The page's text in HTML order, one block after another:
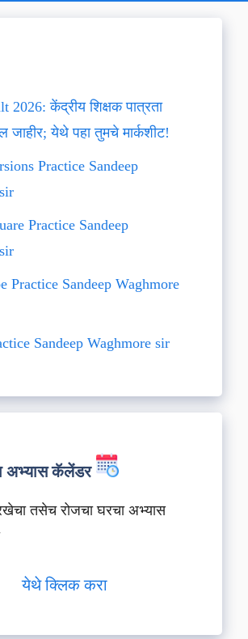
2026: केंद्रीय शिक्षक पात्रता
जाहीर; येथे पहा तुमचे मार्कशीट!
Practice Sandeep
Practice Sandeep
Practice Sandeep Waghmore
Sandeep Waghmore sir
अभ्यास कॅलेंडर
तसेच रोजचा घरचा अभ्यास
येथे क्लिक करा